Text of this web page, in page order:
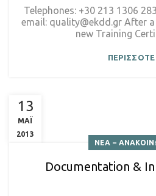
Telephones: +30 213 1306
email: quality@ekdd.gr After
new Training
13
ΜΑΪ
2013
ΝΕΑ –
Documentation &